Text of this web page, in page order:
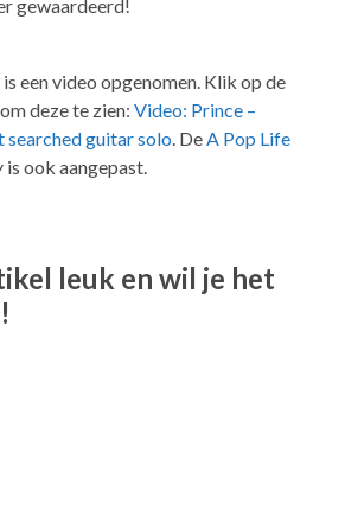
gewaardeerd!
een video opgenomen. Klik op de
deze te zien: Video: Prince –
searched guitar solo . De A Pop Life
is ook aangepast.
leuk en wil je het